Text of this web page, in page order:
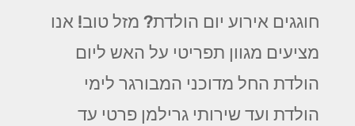
חוגגים אירוע יום הולדת? מזל טוב! אנו
מציעים מגוון תפריטי על האש ליום
הולדת החל מדוכני המבורגר לימי
הולדת ועד שירותי גרילמן פרטי עד